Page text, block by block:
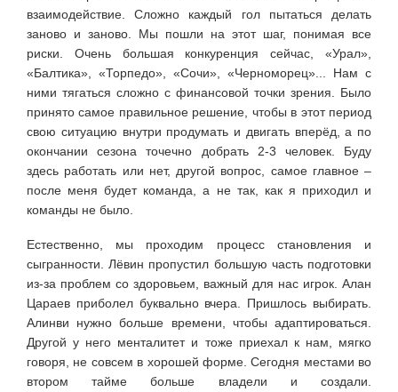
взаимодействие. Сложно каждый гол пытаться делать
заново и заново. Мы пошли на этот шаг, понимая все
риски. Очень большая конкуренция сейчас, «Урал»,
«Балтика», «Торпедо», «Сочи», «Черноморец»... Нам с
ними тягаться сложно с финансовой точки зрения. Было
принято самое правильное решение, чтобы в этот период
свою ситуацию внутри продумать и двигать вперёд, а по
окончании сезона точечно добрать 2-3 человек. Буду
здесь работать или нет, другой вопрос, самое главное –
после меня будет команда, а не так, как я приходил и
команды не было.
Естественно, мы проходим процесс становления и
сыгранности. Лёвин пропустил большую часть подготовки
из-за проблем со здоровьем, важный для нас игрок. Алан
Цараев приболел буквально вчера. Пришлось выбирать.
Алинви нужно больше времени, чтобы адаптироваться.
Другой у него менталитет и тоже приехал к нам, мягко
говоря, не совсем в хорошей форме. Сегодня местами во
втором тайме больше владели и создали.